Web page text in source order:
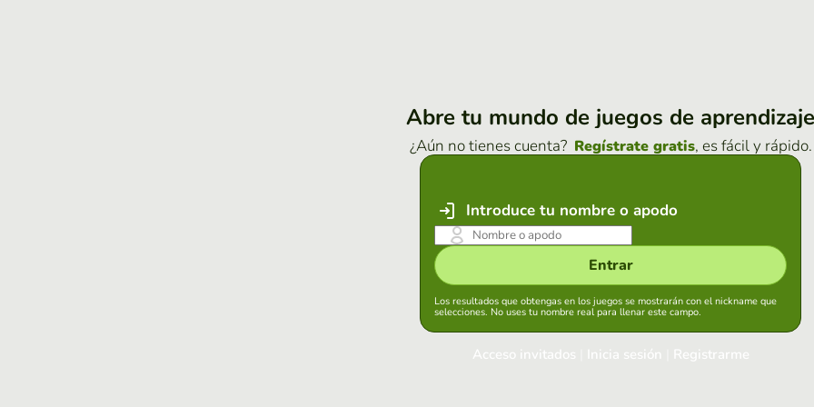
Abre tu mundo de juegos de aprendizaje
¿Aún no tienes cuenta? Regístrate gratis, es fácil y rápido.
Introduce tu nombre o apodo
Entrar
Los resultados que obtengas en los juegos se mostrarán con el nickname que
selecciones. No uses tu nombre real para llenar este campo.
Acceso invitados Inicia sesión Registrarme